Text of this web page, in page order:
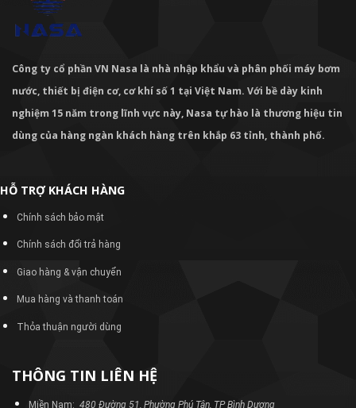
Công ty cổ phần VN Nasa là nhà nhập khẩu và phân phối máy bơm
nước, thiết bị điện cơ, cơ khí số 1 tại Việt Nam. Với bề dày kinh
nghiệm 15 năm trong lĩnh vực này, Nasa tự hào là thương hiệu tin
dùng của hàng ngàn khách hàng trên khắp 63 tỉnh, thành phố.
HỖ TRỢ KHÁCH HÀNG
Chính sách bảo mật
Chính sách đổi trả hàng
Giao hàng & vận chuyển
Mua hàng và thanh toán
Thỏa thuận người dùng
THÔNG TIN LIÊN HỆ
Miền Nam: 480 Đường 51, Phường Phú Tân, TP Bình Dương